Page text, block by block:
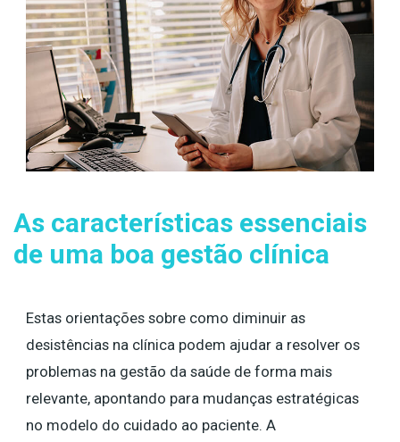
As características essenciais
de uma boa gestão clínica
Estas orientações sobre como diminuir as
desistências na clínica podem ajudar a resolver os
problemas na gestão da saúde de forma mais
relevante, apontando para mudanças estratégicas
no modelo do cuidado ao paciente. A